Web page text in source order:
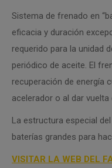
Sistema de frenado en
eficacia y duración
requerido para la unidad
periódico de aceite. El
recuperación de energía
acelerador o al dar vuelta
La estructura especial
baterías grandes para
VISITAR LA WEB DEL